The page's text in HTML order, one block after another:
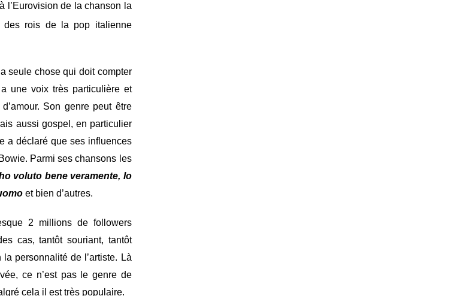
l’Eurovision de la chanson la
rois de la pop italienne
seule chose qui doit compter
une voix très particulière et
Son genre peut être
aussi gospel, en particulier
a déclaré que ses influences
Parmi ses chansons les
voluto bene veramente, Io
et bien d’autres.
2 millions de followers
cas, tantôt souriant, tantôt
personnalité de l’artiste. Là
ce n’est pas le genre de
cela il est très populaire.